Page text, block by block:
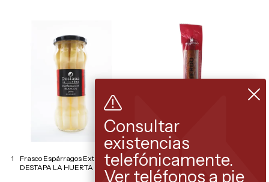
1
Frasco Espárragos Extra Gruesos
DESTAPA LA HUERTA - Fmto. 370
1
Pieza Chorizo Ibérico Bellota de
Salamanca IZQUIERDO - Peso
aprox. 250 g.
Consultar
existencias
telefónicamente.
Ver teléfonos a pie